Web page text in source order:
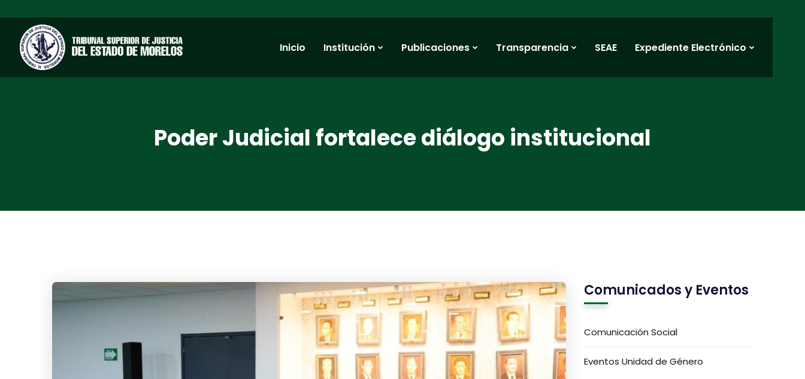
Inicio Institución Publicaciones Transparencia SEAE Expediente Electrónico
Poder Judicial fortalece diálogo institucional
Comunicados y Eventos
Comunicación Social
Eventos Unidad de Género